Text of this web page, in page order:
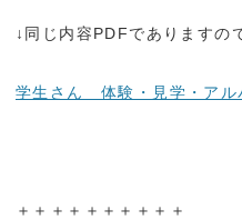
↓同じ内容PDFでありますの
学生さん 体験・見学・アル
＋＋＋＋＋＋＋＋＋＋